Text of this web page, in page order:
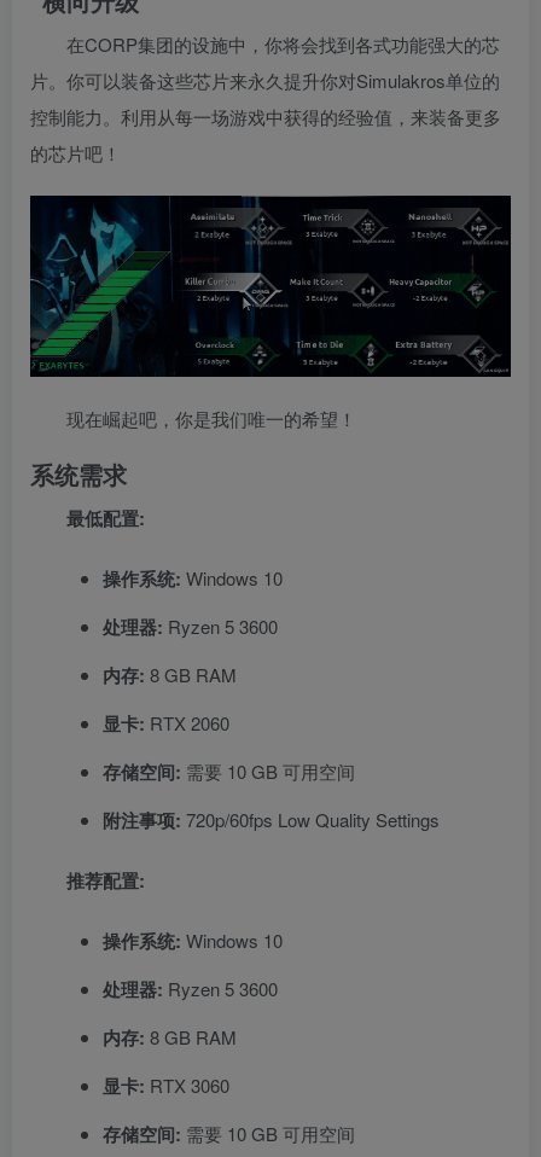
在CORP集团的设施中，你将会找到各式功能强大的芯
片。你可以装备这些芯片来永久提升你对Simulakros单位的
控制能力。利用从每一场游戏中获得的经验值，来装备更多
的芯片吧！
现在崛起吧，你是我们唯一的希望！
系统需求
最低配置:
操作系统: Windows 10
处理器: Ryzen 5 3600
内存: 8 GB RAM
显卡: RTX 2060
存储空间: 需要 10 GB 可用空间
附注事项: 720p/60fps Low Quality Settings
推荐配置:
操作系统: Windows 10
处理器: Ryzen 5 3600
内存: 8 GB RAM
显卡: RTX 3060
存储空间: 需要 10 GB 可用空间